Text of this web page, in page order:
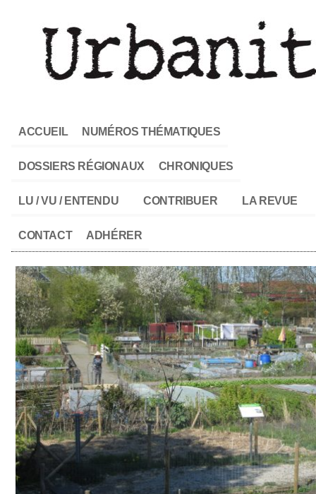
ACCUEIL NUMÉROS THÉMATIQUES
DOSSIERS RÉGIONAUX CHRONIQUES
LU / VU / ENTENDU CONTRIBUER LA REVUE
CONTACT ADHÉRER